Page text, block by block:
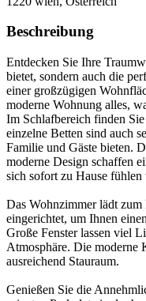
Beschreibung
Entdecken Sie Ihre
bietet, sondern auch die
einer großzügigen
moderne Wohnung alles,
Im Schlafbereich finden
einzelne Betten sind auch
Familie und Gäste bieten.
moderne Design schaffen
sich sofort zu Hause fühlen
Das Wohnzimmer lädt
eingerichtet, um Ihnen
Große Fenster lassen viel
Atmosphäre. Die moderne
ausreichend Stauraum.
Genießen Sie die